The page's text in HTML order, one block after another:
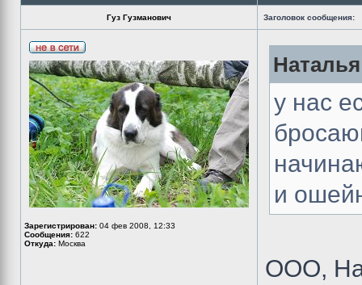
Гуз Гузманович Заголовок сообщения:
Зарегистрирован: 04 фев 2008, 12:33
Сообщения: 622
Откуда: Москва
у нас
и
ООО,